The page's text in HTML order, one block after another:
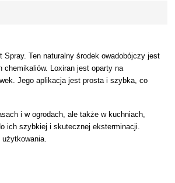
Ten naturalny środek owadobójczy jest
chemikaliów. Loxiran jest oparty na
Jego aplikacja jest prosta i szybka, co
i w ogrodach, ale także w kuchniach,
ich szybkiej i skutecznej eksterminacji.